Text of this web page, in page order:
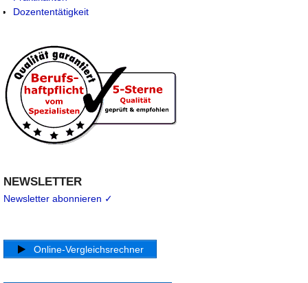
Dozententätigkeit
NEWSLETTER
Newsletter abonnieren ✓
Online-Vergleichsrechner